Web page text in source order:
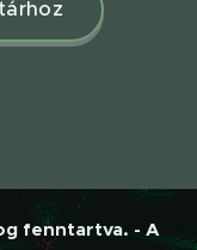
fenntartva. - A